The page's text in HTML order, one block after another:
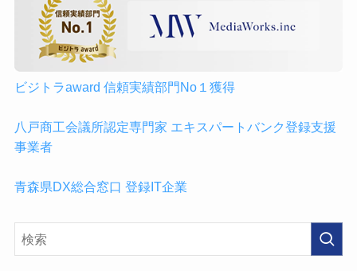
ビジトラaward 信頼実績部門No１獲得
八戸商工会議所認定専門家 エキスパートバンク登録支援
事業者
青森県DX総合窓口 登録IT企業